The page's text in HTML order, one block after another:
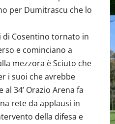
per Dumitrascu che lo
di Cosentino tornato in
e cominciano a
mezzora è Sciuto che
i suoi che avrebbe
34’ Orazio Arena fa
rete da applausi in
della difesa e